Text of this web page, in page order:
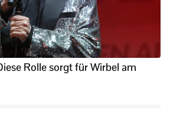
Rolle sorgt für Wirbel am